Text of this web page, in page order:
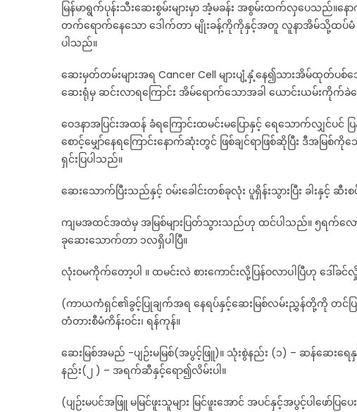
မြန်မာရွက်ပုန်းသီးဆေးစွမ်းများမှာ အံ့မခန်း အစွမ်းထက်လှပေသ
တက်ရောက်နေသော ဒေါက်တာ မျိုးခန့်ကိုကိုနှင့်အတူ လူနာအိမ်သို့ထပ်မံ သွ
ပါသည်။
ဆေးမှတ်တမ်းများအရ Cancer Cell များပျံ့နှံ့နေ၍သားအိမ်ထုတ်ပစ်သ
ဆေးရုံမှ ဆင်းလာရကြောင်း အိမ်ရောက်သောအခါ ယောင်းယမ်းကိုက်ခဲ
ဝေဒနာအပြင်းအထန် ခံရကြောင်းထမင်းမပြောနှင့် ရေသောက်လျှင်ပ
စောင့်မျှော်နေရကြောင်းနောက်ဆုံးတွင် ဖြစ်ချင်ရာဖြစ်ဆိုပြီး ဒီအမြ
ရှင်းပြပါသည်။
ဆေးသောက်ပြီးသည်နှင့် ဝမ်းခေါင်းတစ်ခုလုံး ပူရှိန်းသွားပြီး ခါးနှင့်
ကျမအထင်အထဲမှ အမြစ်များပြတ်သွားသည်ဟု ထင်ပါသည်။ ၅ရက်လ
ခုဆေးသောက်တာ ၁လရှိပါပြီ။
လုံးဝမကိုက်တော့ပါ ။ ထမင်းလဲ စားကောင်းလို့ပြန်ဝလာပါပြီဟု ဒေါ်ခင်
(ကာယကံရှင်၏ခွင့်ပြုချက်အရ နေရပ်နှင့်ဆေးမြစ်လမ်းညွှန်တို့ကို တင်ပ
တံတားစီမံကိန်းဝင်း၊ ရန်ကုန်။
ဆေးမြစ်အမည် -ပျဉ်းမမြစ်(အပွင့်ဖြူ)။ သုံးစွဲနည်း (၁) – ဆန်ဆေးရေ
နည်း(၂ ) – အရက်ဆီနှင့်ရော၍လိမ်းပါ။
(ပျဉ်းမပင်အဖြူ မမြင်ဖူးသူများ မြင်ဖူးအောင် အပင်နှင့်အပွင့်ပါဖေ